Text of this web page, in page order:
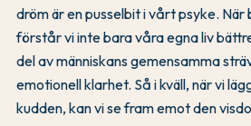
dröm är en pusselbit i vårt psyke.
förstår vi inte bara våra egna liv
del av människans gemensamma
emotionell klarhet. Så i kväll, när vi
kudden, kan vi se fram emot den